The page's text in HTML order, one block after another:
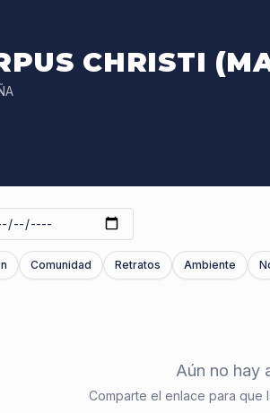
CHRISTI
Comunidad Retratos Ambiente
Aún no hay
Comparte el enlace para que